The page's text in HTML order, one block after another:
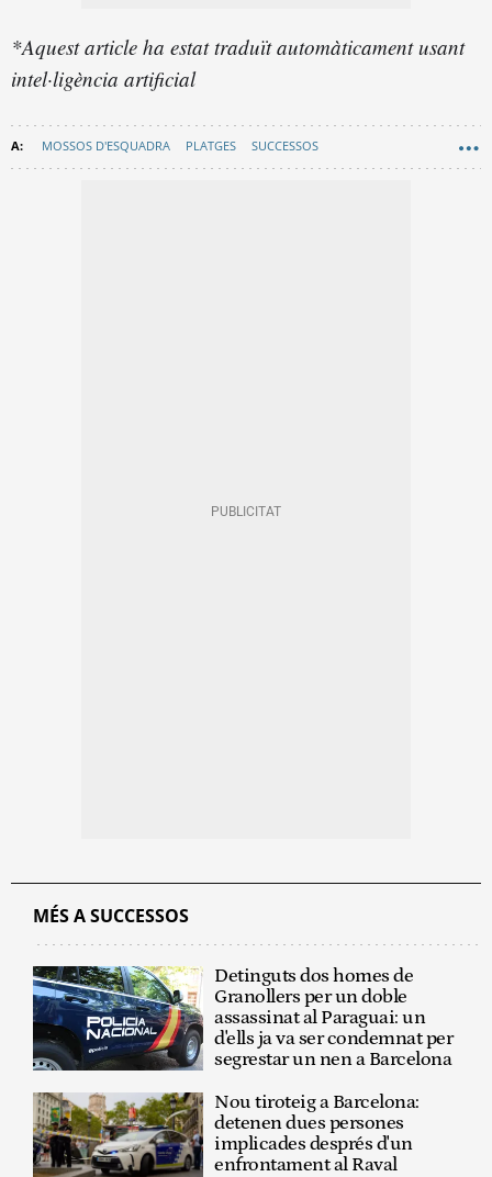
*Aquest article ha estat traduït automàticament usant
intel·ligència artificial
MOSSOS D'ESQUADRA PLATGES SUCCESSOS
MÉS A SUCCESSOS
Detinguts dos homes de
Granollers per un doble
assassinat al Paraguai: un
d'ells ja va ser condemnat per
segrestar un nen a Barcelona
Nou tiroteig a Barcelona:
detenen dues persones
implicades després d'un
enfrontament al Raval